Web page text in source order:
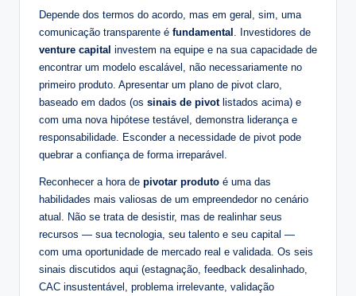
Depende dos termos do acordo, mas em geral, sim, uma
comunicação transparente é fundamental . Investidores de
venture capital investem na equipe e na sua capacidade de
encontrar um modelo escalável, não necessariamente no
primeiro produto. Apresentar um plano de pivot claro,
baseado em dados (os sinais de pivotlistados acima) e
com uma nova hipótese testável, demonstra liderança e
responsabilidade. Esconder a necessidade de pivot pode
quebrar a confiança de forma irreparável.
Reconhecer a hora de pivotar produto é uma das
habilidades mais valiosas de um empreendedor no cenário
atual. Não se trata de desistir, mas de realinhar seus
recursos — sua tecnologia, seu talento e seu capital —
com uma oportunidade de mercado real e validada. Os seis
sinais discutidos aqui (estagnação, feedback desalinhado,
CAC insustentável, problema irrelevante, validação